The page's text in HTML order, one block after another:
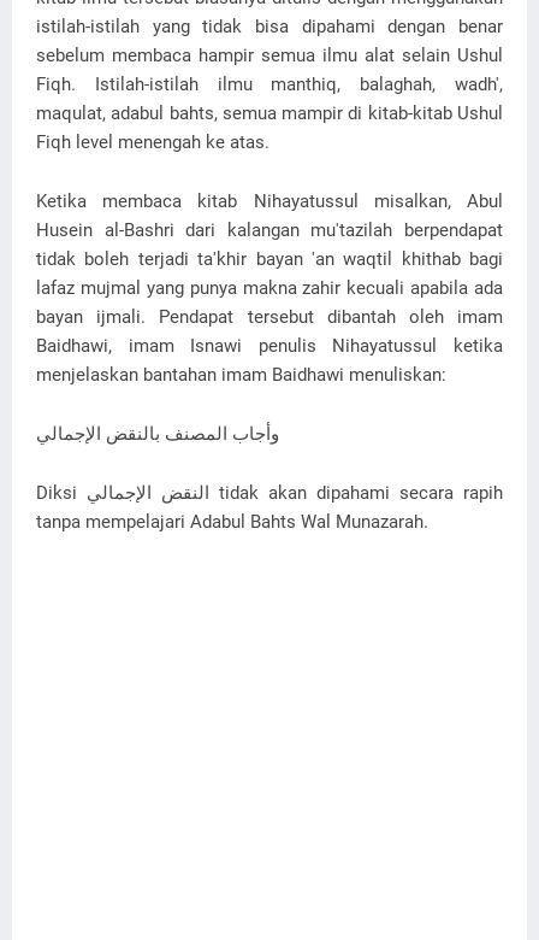
istilah-istilah yang tidak bisa dipahami dengan benar
sebelum membaca hampir semua ilmu alat selain Ushul
Fiqh. Istilah-istilah ilmu manthiq, balaghah, wadh',
maqulat, adabul bahts, semua mampir di kitab-kitab Ushul
Fiqh level menengah ke atas.
Ketika membaca kitab Nihayatussul misalkan, Abul
Husein al-Bashri dari kalangan mu'tazilah berpendapat
tidak boleh terjadi ta'khir bayan 'an waqtil khithab bagi
lafaz mujmal yang punya makna zahir kecuali apabila ada
bayan ijmali. Pendapat tersebut dibantah oleh imam
Baidhawi, imam Isnawi penulis Nihayatussul ketika
menjelaskan bantahan imam Baidhawi menuliskan:
ﻭﺃﺟﺎﺏ اﻟﻤﺼﻨﻒ ﺑﺎﻟﻨﻘﺾ اﻹﺟﻤﺎﻟﻲ
Diksi النقض الإجمالي tidak akan dipahami secara rapih
tanpa mempelajari Adabul Bahts Wal Munazarah.